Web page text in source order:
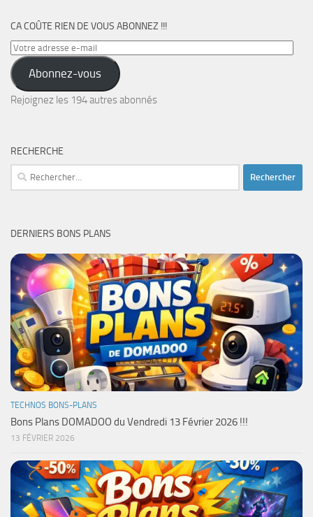
CA COÛTE RIEN DE VOUS ABONNEZ !!!
Votre
adresse
e-
mail
Abonnez-vous
Rejoignez les 194 autres abonnés
RECHERCHE
Rechercher :
DERNIERS BONS PLANS
TECHNOS BONS-PLANS
Bons Plans DOMADOO du Vendredi 13 Février 2026 !!!
13 FÉVRIER 2026